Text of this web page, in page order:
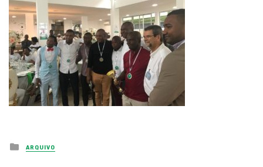
Posted
in
ARQUIVO